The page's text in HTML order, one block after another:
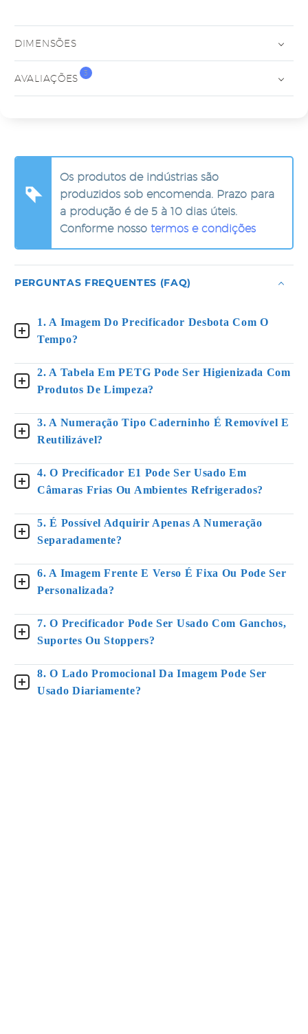
DIMENSÕES
AVALIAÇÕES
3
Os produtos de indústrias são
produzidos sob encomenda. Prazo para
a produção é de 5 à 10 dias úteis.
Conforme nosso termos e condições
PERGUNTAS FREQUENTES (FAQ)
1. A Imagem Do Precificador Desbota Com O
Tempo?
2. A Tabela Em PETG Pode Ser Higienizada Com
Produtos De Limpeza?
3. A Numeração Tipo Caderninho É Removível E
Reutilizável?
4. O Precificador E1 Pode Ser Usado Em
Câmaras Frias Ou Ambientes Refrigerados?
5. É Possível Adquirir Apenas A Numeração
Separadamente?
6. A Imagem Frente E Verso É Fixa Ou Pode Ser
Personalizada?
7. O Precificador Pode Ser Usado Com Ganchos,
Suportes Ou Stoppers?
8. O Lado Promocional Da Imagem Pode Ser
Usado Diariamente?